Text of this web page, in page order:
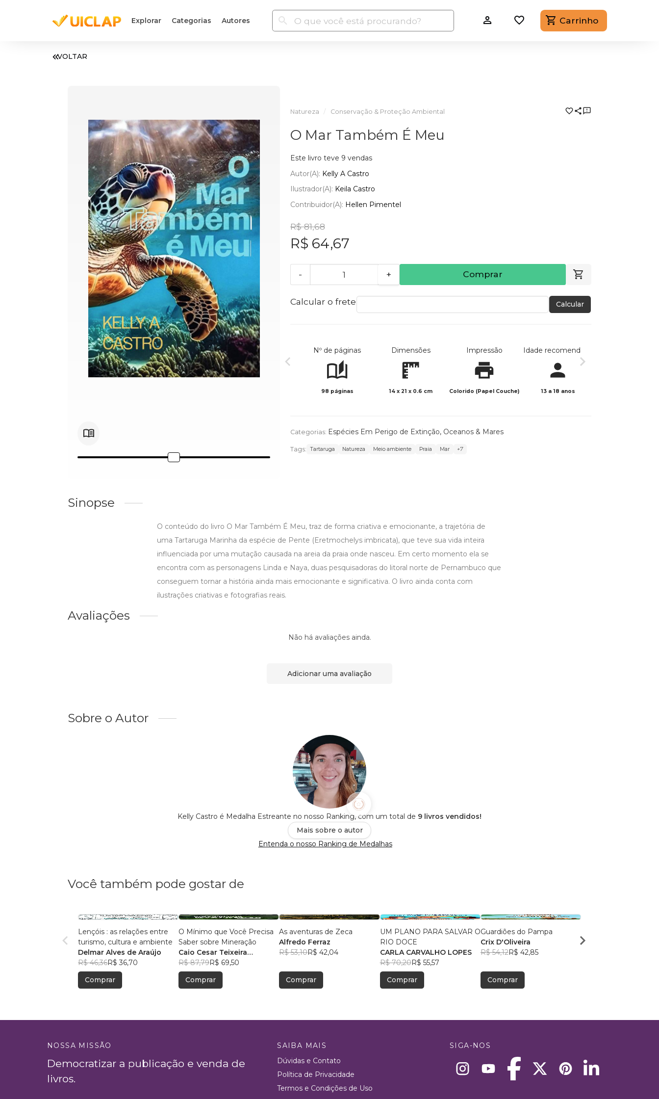
Explorar Categorias Autores Carrinho
VOLTAR
Natureza Conservação & Proteção Ambiental
O Mar Também É Meu
Este livro teve 9 vendas
Autor(a): Kelly A Castro
Ilustrador(a): Keila Castro
Contribuidor(a): Hellen Pimentel
R$ 81,68
R$ 64,67
- + Comprar
Calcular o frete Calcular
Nº de páginas
98 páginas
Dimensões
14 x 21 x 0.6 cm
Impressão
Colorido (Papel Couche)
Idade recomendada
13 a 18 anos
Categorias: Espécies Em Perigo de Extinção, Oceanos & Mares
Tags: Tartaruga Natureza Meio ambiente Praia Mar +7
Sinopse
O conteúdo do livro O Mar Também É Meu, traz de forma criativa e emocionante, a trajetória de
uma Tartaruga Marinha da espécie de Pente (Eretmochelys imbricata), que teve sua vida inteira
influenciada por uma mutação causada na areia da praia onde nasceu. Em certo momento ela se
encontra com as personagens Linda e Naya, duas pesquisadoras do litoral norte de Pernambuco que
conseguem tornar a história ainda mais emocionante e significativa. O livro ainda conta com
ilustrações criativas e fotografias reais.
Avaliações
Não há avaliações ainda.
Adicionar uma avaliação
Sobre o Autor
Kelly Castro é Medalha Estreante no nosso Ranking, com um total de 9 livros vendidos!
Mais sobre o autor
Entenda o nosso Ranking de Medalhas
Você também pode gostar de
Lençóis : as relações entre
turismo, cultura e ambiente
Delmar Alves de Araújo
R$ 46,36R$ 36,70
Comprar
O Mínimo que Você Precisa
Saber sobre Mineração
Caio Cesar Teixeira
Barbosa
R$ 87,79R$ 69,50
Comprar
As aventuras de Zeca
Alfredo Ferraz
R$ 53,10R$ 42,04
Comprar
UM PLANO PARA SALVAR O
RIO DOCE
CARLA CARVALHO LOPES
R$ 70,20R$ 55,57
Comprar
Guardiões do Pampa
Crix D'Oliveira
R$ 54,12R$ 42,85
Comprar
Leonardo Chalub
NOSSA MISSÃO
Democratizar a publicação e venda de
livros.
SAIBA MAIS
Dúvidas e Contato
Política de Privacidade
Termos e Condições de Uso
SIGA-NOS